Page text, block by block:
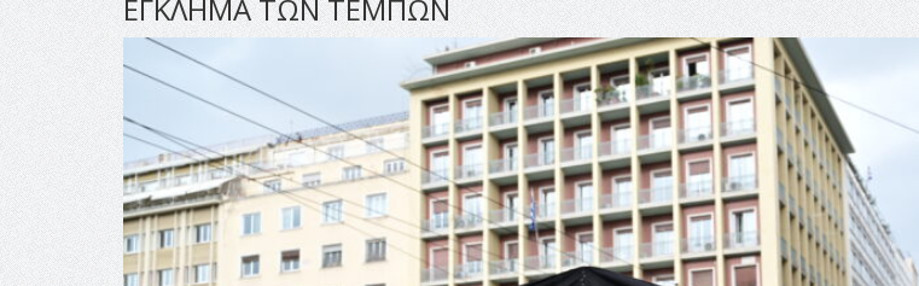
ΕΓΚΛΗΜΑ ΤΩΝ ΤΕΜΠΩΝ